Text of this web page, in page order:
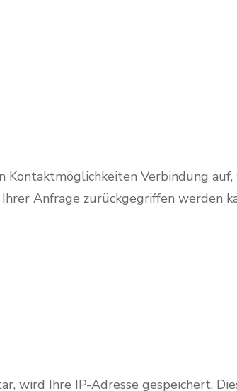
Verbindung
Anfrage zurückgegriffen werden
wird Ihre IP-Adresse gespeichert.